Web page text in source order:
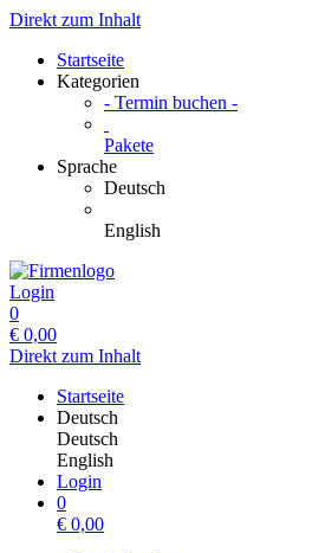
Direkt zum Inhalt
Startseite
Kategorien
- Termin buchen -
Pakete
Sprache
Deutsch
English
Login
0
€ 0,00
Direkt zum Inhalt
Startseite
Deutsch
Deutsch
English
Login
0
€ 0,00